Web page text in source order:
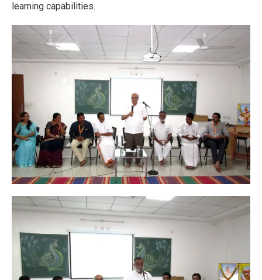
learning capabilities.